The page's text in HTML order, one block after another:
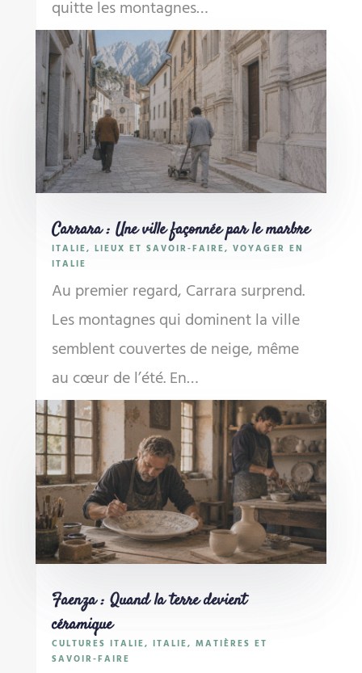
quitte les montagnes…
Carrara : Une ville façonnée par le marbre
ITALIE, LIEUX ET SAVOIR-FAIRE, VOYAGER EN
ITALIE
Au premier regard, Carrara surprend.
Les montagnes qui dominent la ville
semblent couvertes de neige, même
au cœur de l’été. En…
Faenza : Quand la terre devient
céramique
CULTURES ITALIE, ITALIE, MATIÈRES ET
SAVOIR-FAIRE